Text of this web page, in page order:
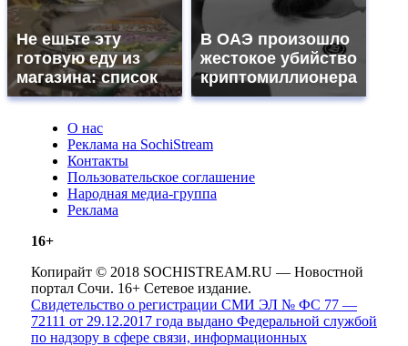
Не ешьте эту
готовую еду из
магазина: список
В ОАЭ произошло
жестокое убийство
криптомиллионера
О нас
Реклама на SochiStream
Контакты
Пользовательское соглашение
Народная медиа-группа
Реклама
16+
Копирайт © 2018 SOCHISTREAM.RU — Новостной
портал Сочи. 16+ Сетевое издание.
Свидетельство о регистрации СМИ ЭЛ № ФС 77 —
72111 от 29.12.2017 года выдано Федеральной службой
по надзору в сфере связи, информационных